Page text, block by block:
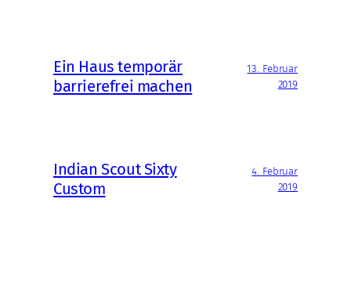
Ein Haus temporär
barrierefrei machen
13. Februar
2019
Indian Scout Sixty
Custom
4. Februar
2019